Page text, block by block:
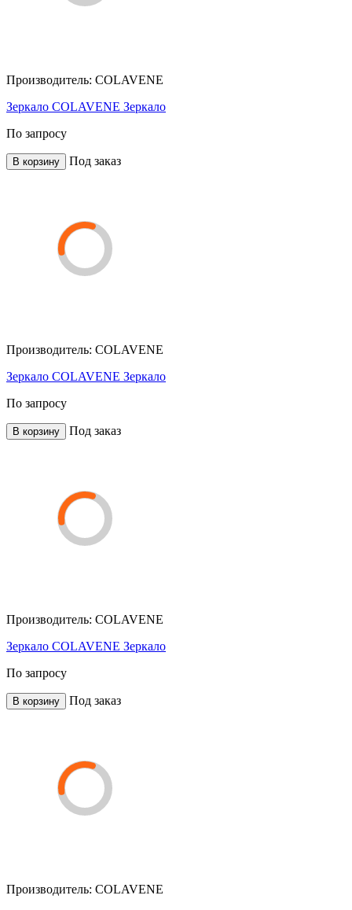
Производитель: COLAVENE
Зеркало COLAVENE Зеркало
По запросу
В корзину Под заказ
Производитель: COLAVENE
Зеркало COLAVENE Зеркало
По запросу
В корзину Под заказ
Производитель: COLAVENE
Зеркало COLAVENE Зеркало
По запросу
В корзину Под заказ
Производитель: COLAVENE